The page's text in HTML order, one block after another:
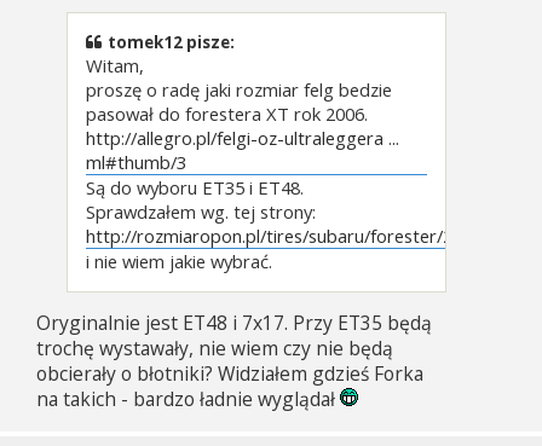
tomek12 pisze:
Witam,
proszę o radę jaki rozmiar felg bedzie
pasował do forestera XT rok 2006.
http://allegro.pl/felgi-oz-ultraleggera ...
ml#thumb/3
Są do wyboru ET35 i ET48.
Sprawdzałem wg. tej strony:
http://rozmiaropon.pl/tires/subaru/forester/2006
i nie wiem jakie wybrać.
Oryginalnie jest ET48 i 7x17. Przy ET35 będą
trochę wystawały, nie wiem czy nie będą
obcierały o błotniki? Widziałem gdzieś Forka
na takich - bardzo ładnie wyglądał